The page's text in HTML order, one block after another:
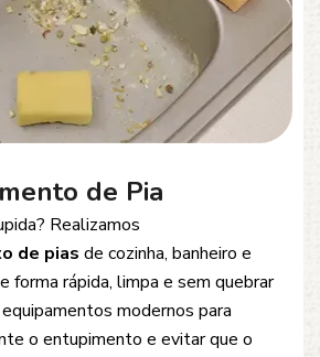
de Esgoto
de esgoto
rápidas e eficientes para
de esgoto, caixas de
Utilizamos equipamentos
seguras que garantem um